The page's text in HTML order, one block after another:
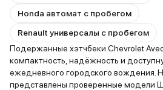
Honda автомат с пробегом
Renault универсалы с пробегом
Подержанные хэтчбеки Chevrolet
компактность, надёжность и
ежедневного городского вождения.
представлены проверенные модели